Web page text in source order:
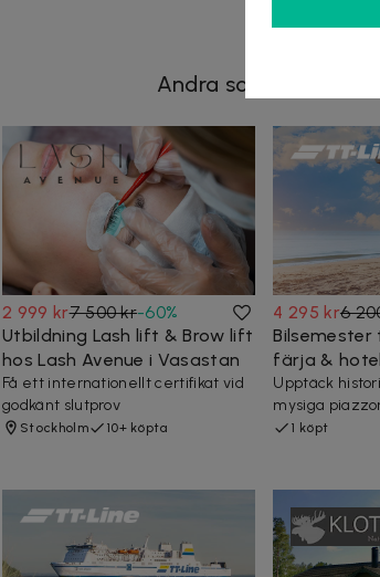
Andra som kollat på
2 999 kr7 500 kr-60%
Utbildning Lash lift & Brow lift
hos Lash Avenue i Vasastan
Få ett internationellt certifikat vid
godkänt slutprov
Stockholm 10+ köpta
4 295 kr6
Bilsemester
färja &
Upptäck
mysiga
1 köpt